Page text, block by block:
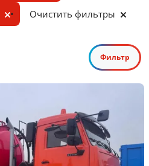
Очистить фильтры
Фильтр